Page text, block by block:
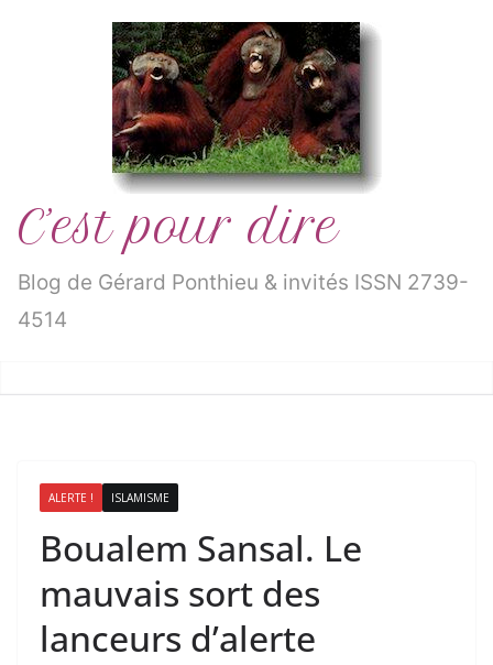
C’est pour dire
Blog de Gérard Ponthieu & invités ISSN 2739-
4514
ALERTE ! ISLAMISME
Boualem Sansal. Le
mauvais sort des
lanceurs d’alerte